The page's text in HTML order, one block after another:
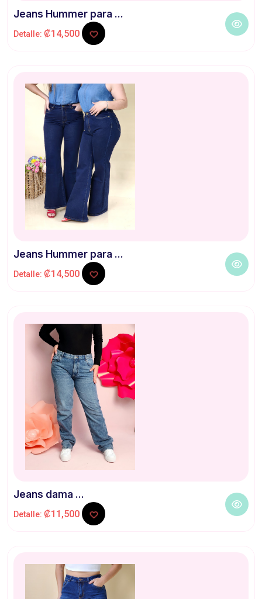
Jeans Hummer para ...
Detalle: ₡14,500
Jeans Hummer para ...
Detalle: ₡14,500
Jeans dama ...
Detalle: ₡11,500